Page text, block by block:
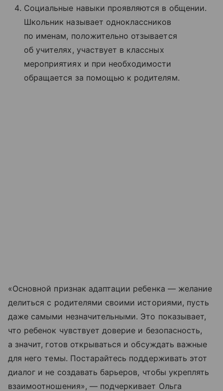
Социальные навыки проявляются в общении.
Школьник называет одноклассников
по именам, положительно отзывается
об учителях, участвует в классных
мероприятиях и при необходимости
обращается за помощью к родителям.
«Основной признак адаптации ребенка — желание
делиться с родителями своими историями, пусть
даже самыми незначительными. Это показывает,
что ребенок чувствует доверие и безопасность,
а значит, готов открываться и обсуждать важные
для него темы. Постарайтесь поддерживать этот
диалог и не создавать барьеров, чтобы укреплять
взаимоотношения», — подчеркивает Ольга